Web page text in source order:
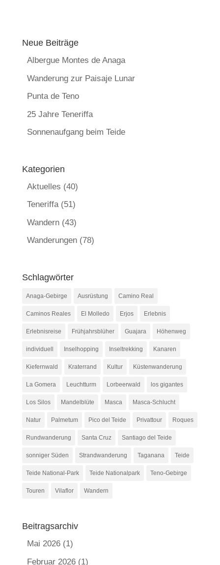
Neue Beiträge
Albergue Montes de Anaga
Wanderung zur Paisaje Lunar
Punta de Teno
25 Jahre Teneriffa
Sonnenaufgang beim Teide
Kategorien
Aktuelles (40)
Teneriffa(51)
Wandern(43)
Wanderungen(78)
Schlagwörter
Anaga-Gebirge Ausrüstung Camino Real
Caminos Reales El Molledo Erjos Erlebnis
Erlebnisreise Frühjahrsblüher Guajara Höhenweg
individuell Inselhopping Inseltrekking Kanaren
Kiefernwald Kraterrand Kultur Küstenwanderung
La Gomera Leuchtturm Lorbeerwald los gigantes
Los Silos Mandelblüte Masca Masca-Schlucht
Natur Palmetum Pico del Teide Privattour Roques
Rundwanderung Santa Cruz Santiago del Teide
sonniger Süden Strandwanderung Taganana Teide
Teide National-Park Teide Nationalpark Teno-Gebirge
Touren Vilaflor Wandern
Beitragsarchiv
Mai 2026(1)
Februar 2026(1)